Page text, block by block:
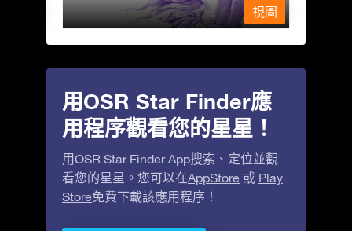
視圖
用OSR Star Finder應
用程序觀看您的星星！
用OSR Star Finder App搜索、定位並觀
看您的星星。您可以在AppStore 或 Play
Store免費下載該應用程序！